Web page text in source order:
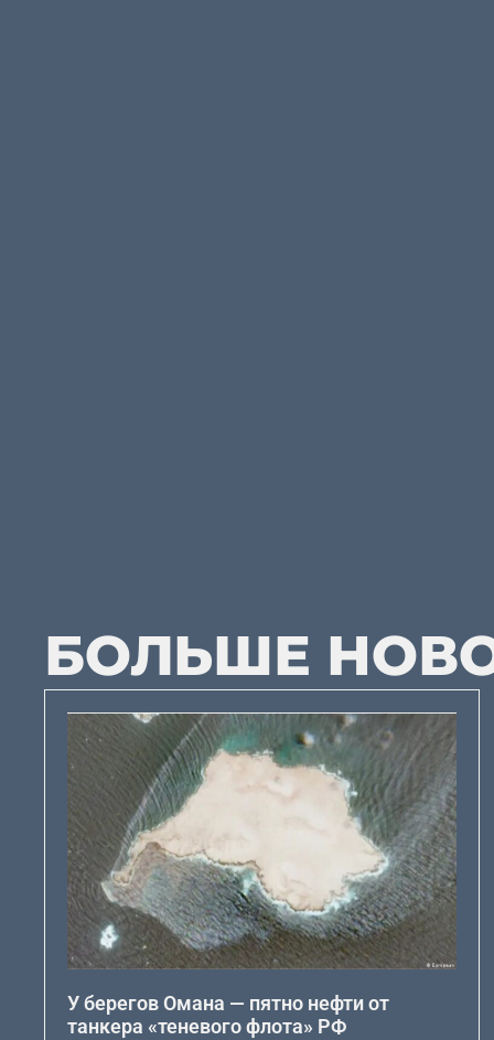
БОЛЬШЕ
У берегов Омана — пятно нефти от
танкера «теневого флота» РФ